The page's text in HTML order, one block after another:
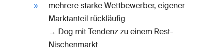
mehrere starke Wettbewerber, eigener
Marktanteil rückläufig
→ Dog mit Tendenz zu einem Rest-
Nischenmarkt